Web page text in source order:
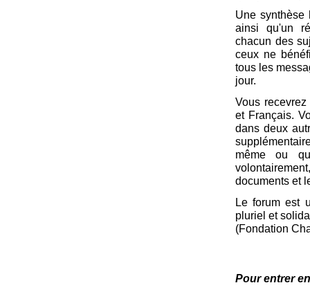
Une synthèse
ainsi qu'un
chacun des
ceux ne
tous les
jour.
Vous
et Français.
dans deux
même ou
documents et
Le forum est
pluriel et
(Fondation
Pour entrer